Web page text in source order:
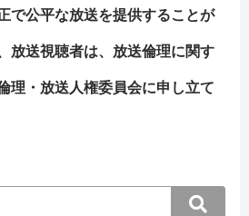
で公平な放送を提供することが
放送視聴者は、放送倫理に関す
理・放送人権委員会に申し立て